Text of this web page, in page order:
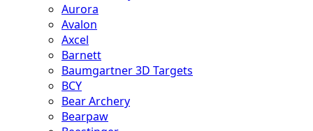
Aurora
Avalon
Axcel
Barnett
Baumgartner 3D Targets
BCY
Bear Archery
Bearpaw